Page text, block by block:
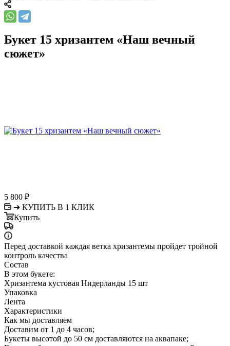
Букет 15 хризантем «Наш вечный
сюжет»
5 800 ₽
➜ КУПИТЬ В 1 КЛИК
Купить
Перед доставкой каждая ветка хризантемы пройдет тройной
контроль качества
Состав
В этом букете:
Хризантема кустовая Нидерланды 15 шт
Упаковка
Лента
Характеристики
Как мы доставляем
Доставим от 1 до 4 часов;
Букеты высотой до 50 см доставляются на аквапаке;